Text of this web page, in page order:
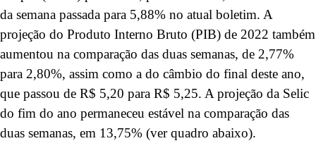
da semana passada para 5,88% no atual boletim. A
projeção do Produto Interno Bruto (PIB) de 2022 também
aumentou na comparação das duas semanas, de 2,77%
para 2,80%, assim como a do câmbio do final deste ano,
que passou de R$ 5,20 para R$ 5,25. A projeção da Selic
do fim do ano permaneceu estável na comparação das
duas semanas, em 13,75% (ver quadro abaixo).